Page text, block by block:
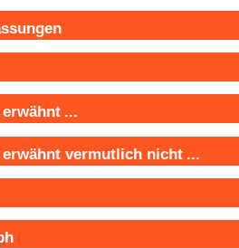
erwähnt ...
erwähnt vermutlich nicht ...